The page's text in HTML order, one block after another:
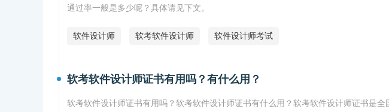
通过率一般是多少呢？具体请见下文。
软件设计师 软考软件设计师 软件设计师考试
软考软件设计师证书有用吗？有什么用？
软考软件设计师证书有用吗？软考软件设计师证书有什么用？软考软件设计师证书是